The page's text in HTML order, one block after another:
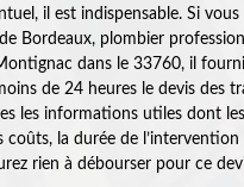
il est indispensable. Si vous
Bordeaux, plombier
dans le 33760, il
de 24 heures le devis des
les informations utiles dont
coûts, la durée de l’intervention
rien à débourser pour ce